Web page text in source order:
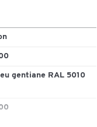
1200:
mm
x l. 500 mm
gentiane RAL 5010